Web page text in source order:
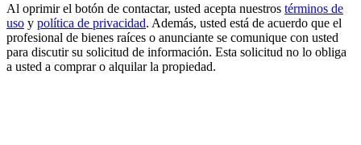
Al oprimir el botón de contactar, usted acepta nuestros términos de
uso y política de privacidad. Además, usted está de acuerdo que el
profesional de bienes raíces o anunciante se comunique con usted
para discutir su solicitud de información. Esta solicitud no lo obliga
a usted a comprar o alquilar la propiedad.